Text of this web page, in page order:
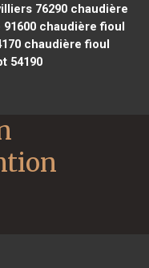
76290chaudière
chaudière fioul
chaudière fioul
54190